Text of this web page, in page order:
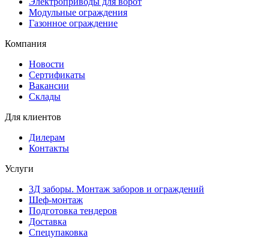
Модульные ограждения
Газонное ограждение
Компания
Новости
Сертификаты
Вакансии
Склады
Для клиентов
Дилерам
Контакты
Услуги
3Д заборы. Монтаж заборов и ограждений
Шеф-монтаж
Подготовка тендеров
Доставка
Спецупаковка